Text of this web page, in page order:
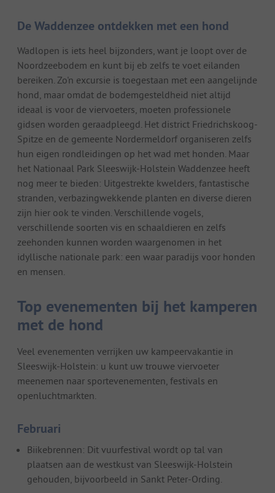
De Waddenzee ontdekken met een hond
Wadlopen is iets heel bijzonders, want je loopt over de
Noordzeebodem en kunt bij eb zelfs te voet eilanden
bereiken. Zo'n excursie is toegestaan met een aangelijnde
hond, maar omdat de bodemgesteldheid niet altijd
ideaal is voor de viervoeters, moeten professionele
gidsen worden geraadpleegd. Het district Friedrichskoog-
Spitze en de gemeente Nordermeldorf organiseren zelfs
hun eigen rondleidingen op het wad met honden. Maar
het Nationaal Park Sleeswijk-Holstein Waddenzee heeft
nog meer te bieden: Uitgestrekte kwelders, fantastische
stranden, verbazingwekkende planten en diverse dieren
zijn hier ook te vinden. Verschillende vogels,
verschillende soorten vis en schaaldieren en zelfs
zeehonden kunnen worden waargenomen in het
idyllische nationale park: een waar paradijs voor honden
en mensen.
Top evenementen bij het kamperen
met de hond
Veel evenementen verrijken uw kampeervakantie in
Sleeswijk-Holstein: u kunt uw trouwe viervoeter
meenemen naar sportevenementen, festivals en
openluchtmarkten.
Februari
Biikebrennen: Dit vuurfestival wordt op tal van
plaatsen aan de westkust van Sleeswijk-Holstein
gehouden, bijvoorbeeld in Sankt Peter-Ording.